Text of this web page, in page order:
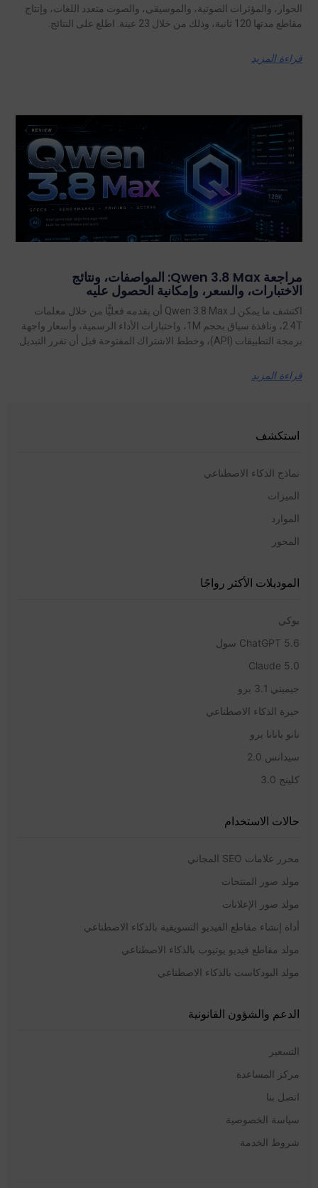
الحوار، والمؤثرات الصوتية، والموسيقى، والصوت متعدد اللغات، وإنتاج
مقاطع مدتها 120 ثانية، وذلك من خلال 23 عينة. اطلع على النتائج.
قراءة المزيد
مراجعة Qwen 3.8 Max: المواصفات، ونتائج
الاختبارات، والسعر، وإمكانية الحصول عليه
اكتشف ما يمكن لـ Qwen 3.8 Max أن يقدمه فعليًّا من خلال معلمات
2.4T، ونافذة سياق بحجم 1M، واختبارات الأداء الرسمية، وأسعار واجهة
برمجة التطبيقات (API)، وخطط الاشتراك المفتوحة قبل أن تقرر التبديل.
قراءة المزيد
استكشف
نماذج الذكاء الاصطناعي
الميزات
الموارد
المحور
الموديلات الأكثر رواجًا
يوكي
ChatGPT 5.6 سول
Claude 5.0
جيميني 3.1 برو
حيرة الذكاء الاصطناعي
نانو بانانا برو
سيدانس 2.0
كلينج 3.0
حالات الاستخدام
محرر علامات SEO المجاني
مولد صور المنتجات
مولد صور الإعلانات
أداة إنشاء مقاطع الفيديو التسويقية بالذكاء الاصطناعي
مولد مقاطع فيديو يوتيوب بالذكاء الاصطناعي
مولد البودكاست بالذكاء الاصطناعي
الدعم والشؤون القانونية
التسعير
مركز المساعدة
اتصل بنا
سياسة الخصوصية
شروط الخدمة